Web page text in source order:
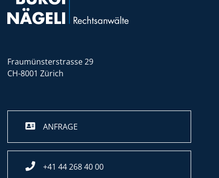
Fraumünsterstrasse 29
CH-8001 Zürich
ANFRAGE
+41 44 268 40 00